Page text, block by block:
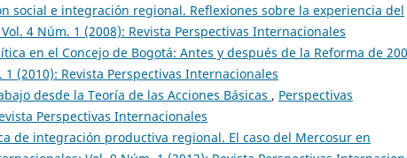
social e integración regional. Reflexiones sobre la experiencia del
4 Núm. 1 (2008): Revista Perspectivas Internacionales
en el Concejo de Bogotá: Antes y después de la Reforma de
(2010): Revista Perspectivas Internacionales
desde la Teoría de las Acciones Básicas , Perspectivas
Perspectivas Internacionales
de integración productiva regional. El caso del Mercosur en